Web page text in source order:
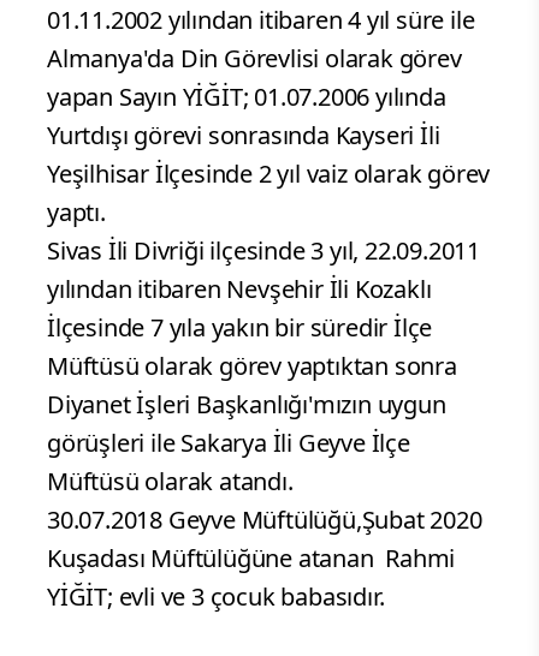
01.11.2002 yılından itibaren 4 yıl süre ile
Almanya'da Din Görevlisi olarak görev
yapan Sayın YİĞİT; 01.07.2006 yılında
Yurtdışı görevi sonrasında Kayseri İli
Yeşilhisar İlçesinde 2 yıl vaiz olarak görev
yaptı.
Sivas İli Divriği ilçesinde 3 yıl, 22.09.2011
yılından itibaren Nevşehir İli Kozaklı
İlçesinde 7 yıla yakın bir süredir İlçe
Müftüsü olarak görev yaptıktan sonra
Diyanet İşleri Başkanlığı'mızın uygun
görüşleri ile Sakarya İli Geyve İlçe
Müftüsü olarak atandı.
30.07.2018 Geyve Müftülüğü,Şubat 2020
Kuşadası Müftülüğüne atanan Rahmi
YİĞİT; evli ve 3 çocuk babasıdır.